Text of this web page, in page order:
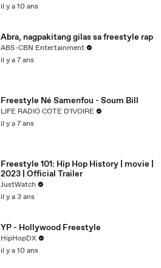
il y a 10 ans
Abra, nagpakitang gilas sa freestyle rap
ABS-CBN Entertainment
il y a 7 ans
Freestyle Né Samenfou - Soum Bill
LIFE RADIO COTE D'IVOIRE
il y a 7 ans
Freestyle 101: Hip Hop History | movie |
2023 | Official Trailer
JustWatch
il y a 3 ans
YP - Hollywood Freestyle
HipHopDX
il y a 10 ans